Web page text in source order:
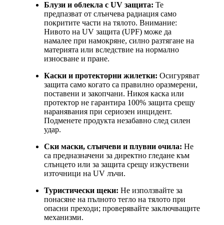
Блузи и облекла с UV защита: Те
предпазват от слънчева радиация само
покритите части на тялото. Внимание:
Нивото на UV защита (UPF) може да
намалее при намокряне, силно разтягане на
материята или вследствие на нормално
износване и пране.
Каски и протекторни жилетки: Осигуряват
защита само когато са правилно оразмерени,
поставени и закопчани. Никоя каска или
протектор не гарантира 100% защита срещу
наранявания при сериозен инцидент.
Подменете продукта незабавно след силен
удар.
Ски маски, слънчеви и плувни очила: Не
са предназначени за директно гледане към
слънцето или за защита срещу изкуствени
източници на UV лъчи.
Туристически щеки: Не използвайте за
понасяне на пълното тегло на тялото при
опасни преходи; проверявайте заключващите
механизми.